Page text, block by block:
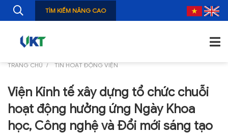
GIỚI THIỆU
TIN TỨC
TÌM KIẾM NÂNG CAO
TRANG CHỦ TIN HOẠT ĐỘNG VIỆN
Viện Kinh tế xây dựng tổ chức chuỗi
hoạt động hưởng ứng Ngày Khoa
học, Công nghệ và Đổi mới sáng tạo